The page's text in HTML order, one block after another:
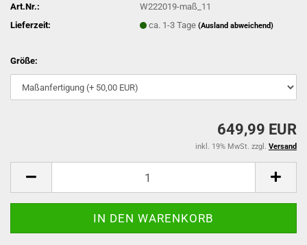
Art.Nr.:
W222019-maß_11
Lieferzeit:
ca. 1-3 Tage(Ausland abweichend)
Größe:
649,99 EUR
inkl. 19% MwSt. zzgl. Versand